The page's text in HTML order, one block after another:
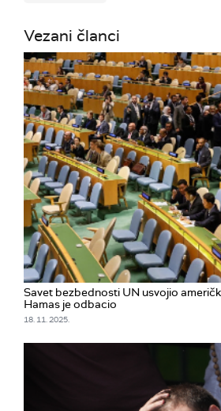
Vezani članci
Savet bezbednosti UN usvojio
Hamas je odbacio
18. 11. 2025.